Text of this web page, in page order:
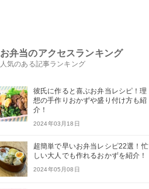
お弁当のアクセスランキング
人気のある記事ランキング
彼氏に作ると喜ぶお弁当レシピ！理
想の手作りおかずや盛り付け方も紹
介！
2024年03月18日
超簡単で早いお弁当レシピ22選！忙
しい大人でも作れるおかずを紹介！
2024年05月08日